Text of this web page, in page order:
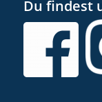
Du findest